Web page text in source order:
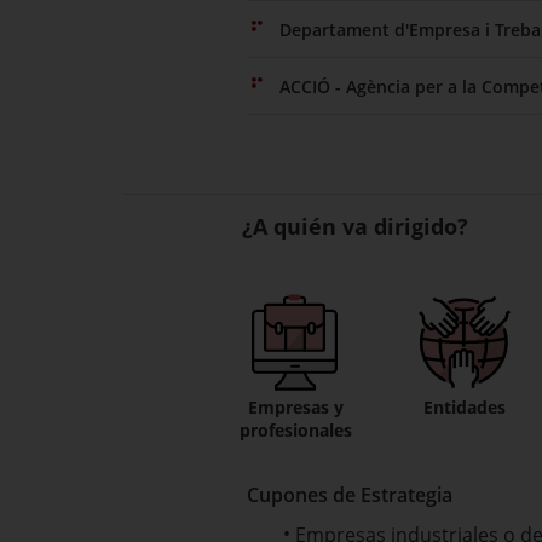
Departament d'Empresa i
ACCIÓ - Agència per a la
¿A quién va dirigido?
Empresas y
profesionales
Entidades
Cupones de Estrategia
Empresas industriales o